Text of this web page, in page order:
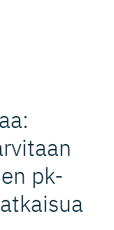
pk-